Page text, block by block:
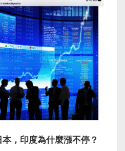
，印度為什麼漲不停？